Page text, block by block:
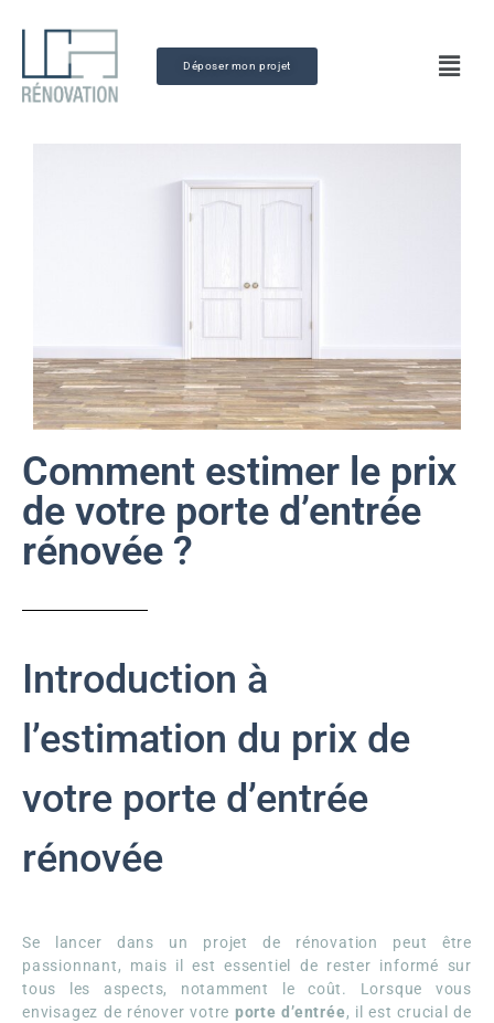
Déposer mon projet
Comment estimer le prix
de votre porte d’entrée
rénovée ?
Introduction à
l’estimation du prix de
votre porte d’entrée
rénovée
Se lancer dans un projet de rénovation peut être
passionnant, mais il est essentiel de rester informé sur
tous les aspects, notamment le coût. Lorsque vous
envisagez de rénover votre porte d’entrée, il est crucial de